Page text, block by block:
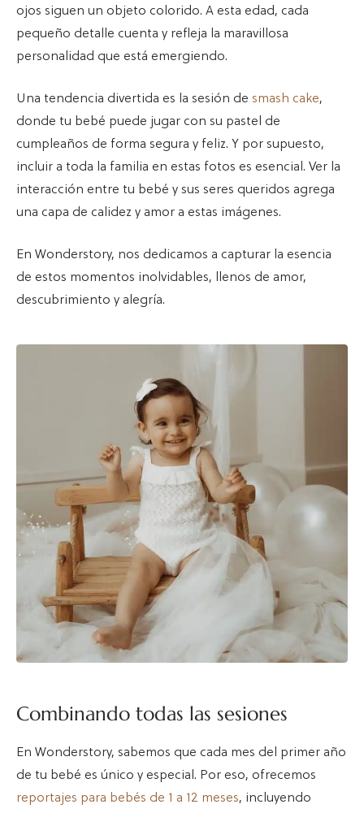
ojos siguen un objeto colorido. A esta edad, cada
pequeño detalle cuenta y refleja la maravillosa
personalidad que está emergiendo.
Una tendencia divertida es la sesión de smash cake,
donde tu bebé puede jugar con su pastel de
cumpleaños de forma segura y feliz. Y por supuesto,
incluir a toda la familia en estas fotos es esencial. Ver la
interacción entre tu bebé y sus seres queridos agrega
una capa de calidez y amor a estas imágenes.
En Wonderstory, nos dedicamos a capturar la esencia
de estos momentos inolvidables, llenos de amor,
descubrimiento y alegría.
Combinando todas las sesiones
En Wonderstory, sabemos que cada mes del primer año
de tu bebé es único y especial. Por eso, ofrecemos
reportajes para bebés de 1 a 12 meses, incluyendo